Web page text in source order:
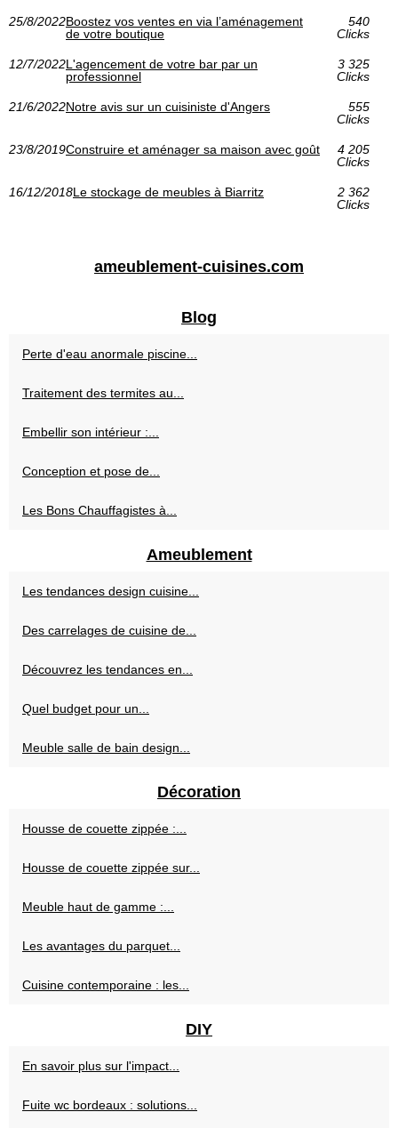
25/8/2022Boostez vos ventes en via l’aménagement
de votre boutique
540
Clicks
12/7/2022L'agencement de votre bar par un
professionnel
3 325
Clicks
21/6/2022Notre avis sur un cuisiniste d'Angers
555
Clicks
23/8/2019Construire et aménager sa maison avec goût
4 205
Clicks
16/12/2018Le stockage de meubles à Biarritz
2 362
Clicks
ameublement-cuisines.com
Blog
Perte d'eau anormale piscine...
Traitement des termites au...
Embellir son intérieur :...
Conception et pose de...
Les Bons Chauffagistes à...
Ameublement
Les tendances design cuisine...
Des carrelages de cuisine de...
Découvrez les tendances en...
Quel budget pour un...
Meuble salle de bain design...
Décoration
Housse de couette zippée :...
Housse de couette zippée sur...
Meuble haut de gamme :...
Les avantages du parquet...
Cuisine contemporaine : les...
DIY
En savoir plus sur l'impact...
Fuite wc bordeaux : solutions...